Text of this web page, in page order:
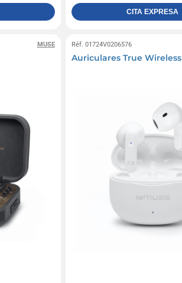
CITA EXPRESA
MUSE Réf. 01724V0206576
Auriculares True Wireless